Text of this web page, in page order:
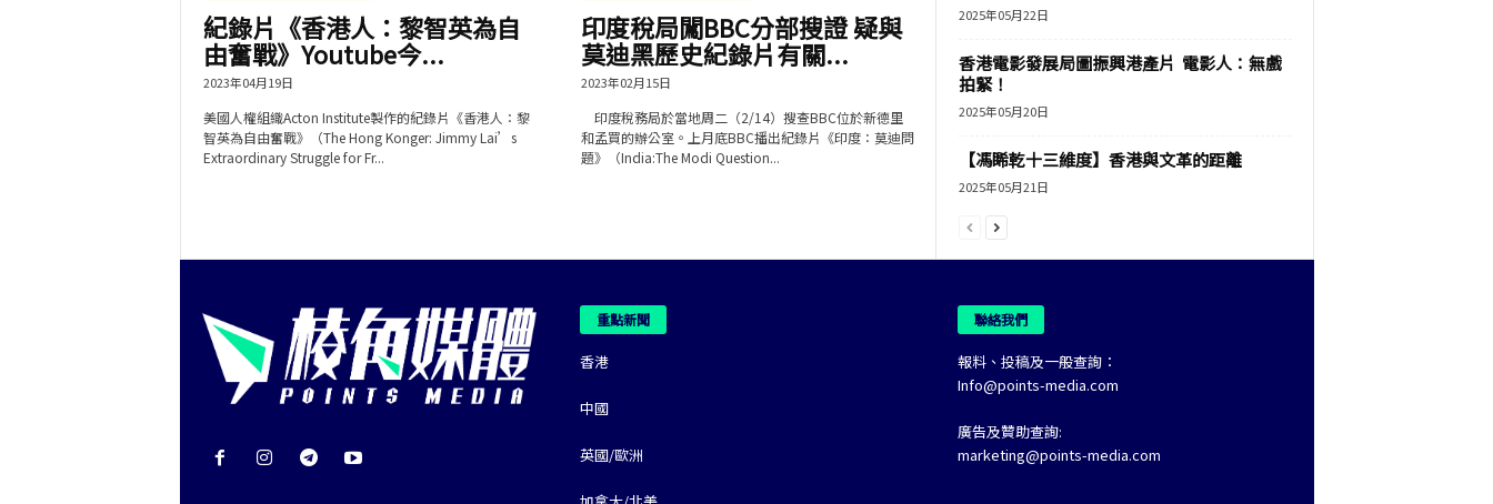
紀錄片《香港人：黎智英為自
由奮戰》Youtube今...
2023年04月19日
美國人權組織Acton Institute製作的紀錄片《香港人：黎
智英為自由奮戰》（The Hong Konger: Jimmy Lai’s
Extraordinary Struggle for Fr...
印度稅局闖BBC分部搜證 疑與
莫迪黑歷史紀錄片有關...
2023年02月15日
印度稅務局於當地周二（2/14）搜查BBC位於新德里
和孟買的辦公室。上月底BBC播出紀錄片《印度：莫迪問
題》（India:The Modi Question...
2025年05月22日
香港電影發展局圖振興港產片 電影人：無戲
拍緊！
2025年05月20日
【馮睎乾十三維度】香港與文革的距離
2025年05月21日
重點新聞
香港
中國
英國/歐洲
聯絡我們
報料、投稿及一般查詢：
Info@points-media.com
廣告及贊助查詢:
marketing@points-media.com